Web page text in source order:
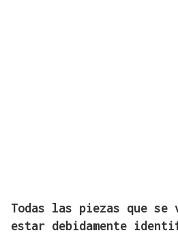
Todas las piezas que se
estar debidamente